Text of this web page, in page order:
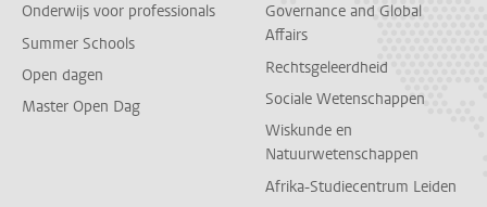
Onderwijs voor professionals
Summer Schools
Open dagen
Master Open Dag
Governance and Global
Affairs
Rechtsgeleerdheid
Sociale Wetenschappen
Wiskunde en
Natuurwetenschappen
Afrika-Studiecentrum Leiden